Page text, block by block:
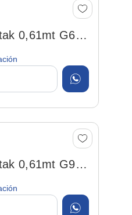
0,61mt G67
0,61mt G94